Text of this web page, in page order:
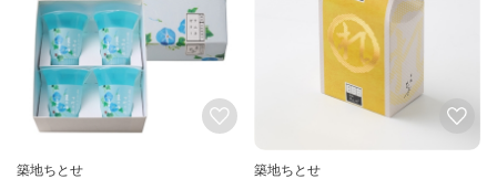
築地ちとせ 築地ちとせ